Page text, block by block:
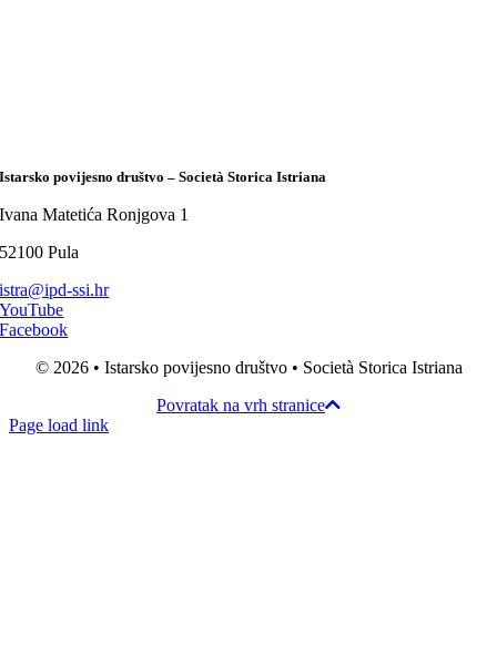
Istarsko povijesno društvo – Società Storica Istriana
Ivana Matetića Ronjgova 1
52100 Pula
istra@ipd-ssi.hr
YouTube
Facebook
© 2026 • Istarsko povijesno društvo • Società Storica Istriana
Povratak na vrh stranice
Page load link